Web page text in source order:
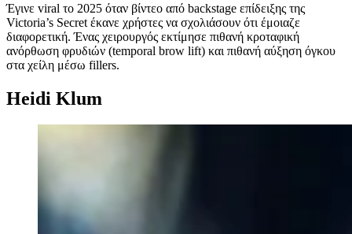
Έγινε viral το 2025 όταν βίντεο από backstage επίδειξης της
Victoria’s Secret έκανε χρήστες να σχολιάσουν ότι έμοιαζε
διαφορετική. Ένας χειρουργός εκτίμησε πιθανή κροταφική
ανόρθωση φρυδιών (temporal brow lift) και πιθανή αύξηση όγκου
στα χείλη μέσω fillers.
Heidi Klum